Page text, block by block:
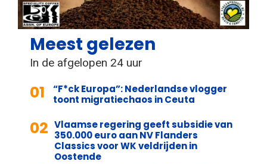
Meest gelezen
In de afgelopen 24 uur
01
“F*ck Europa”: Nederlandse vlogger
toont migratiechaos in Ceuta
02 Vlaamse regering geeft subsidie van
350.000 euro aan NV Flanders
Classics voor WK veldrijden in
Oostende